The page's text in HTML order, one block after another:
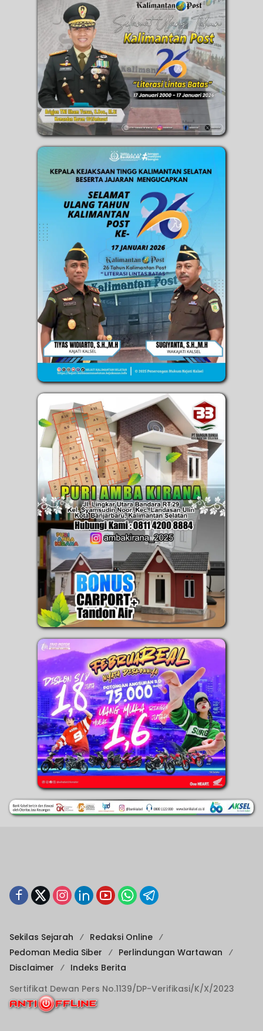
Sekilas Sejarah
Redaksi Online
Pedoman Media Siber
Perlindungan Wartawan
Disclaimer
Indeks Berita
Sertifikat Dewan Pers No.1139/DP-Verifikasi/K/X/2023